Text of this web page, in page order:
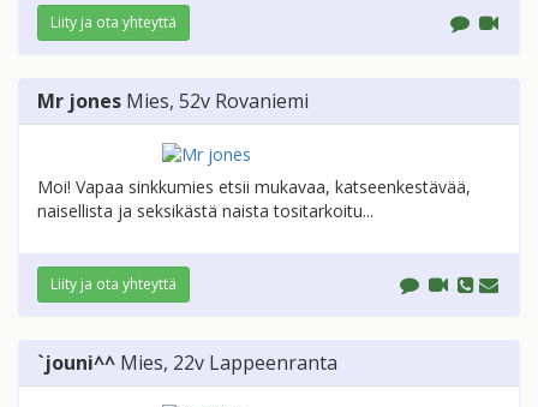
Liity ja ota yhteyttä
Mr jones Mies, 52v Rovaniemi
Moi! Vapaa sinkkumies etsii mukavaa, katseenkestävää,
naisellista ja seksikästä naista tositarkoitu...
Liity ja ota yhteyttä
`jouni^^ Mies, 22v Lappeenranta